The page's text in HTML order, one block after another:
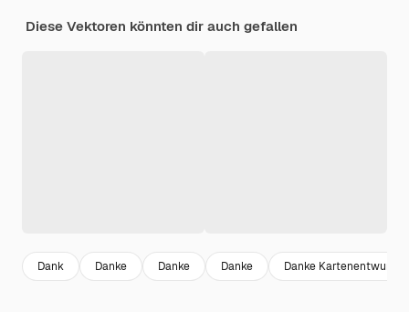
Diese Vektoren könnten dir auch gefallen
Dank Danke Danke Danke Danke Kartenentwurf